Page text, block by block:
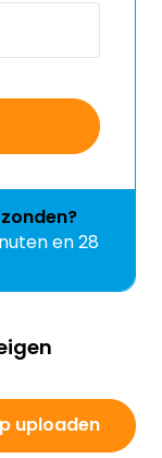
en 28
uploaden